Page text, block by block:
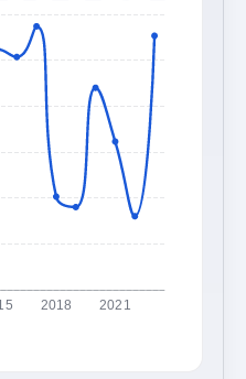
2018 2021